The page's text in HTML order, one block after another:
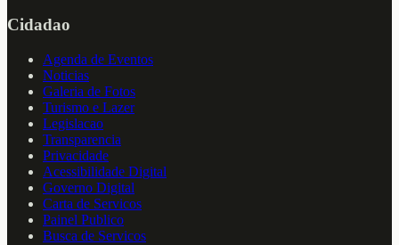
Cidadao
Agenda de Eventos
Noticias
Galeria de Fotos
Turismo e Lazer
Legislacao
Transparencia
Privacidade
Acessibilidade Digital
Governo Digital
Carta de Servicos
Painel Publico
Busca de Servicos